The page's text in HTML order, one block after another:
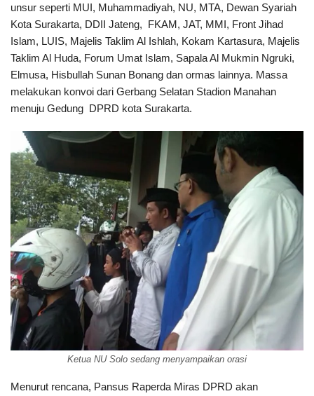
unsur seperti MUI, Muhammadiyah, NU, MTA, Dewan Syariah
Kota Surakarta, DDII Jateng, FKAM, JAT, MMI, Front Jihad
Islam, LUIS, Majelis Taklim Al Ishlah, Kokam Kartasura, Majelis
Taklim Al Huda, Forum Umat Islam, Sapala Al Mukmin Ngruki,
Elmusa, Hisbullah Sunan Bonang dan ormas lainnya. Massa
melakukan konvoi dari Gerbang Selatan Stadion Manahan
menuju Gedung DPRD kota Surakarta.
Ketua NU Solo sedang menyampaikan orasi
Menurut rencana, Pansus Raperda Miras DPRD akan